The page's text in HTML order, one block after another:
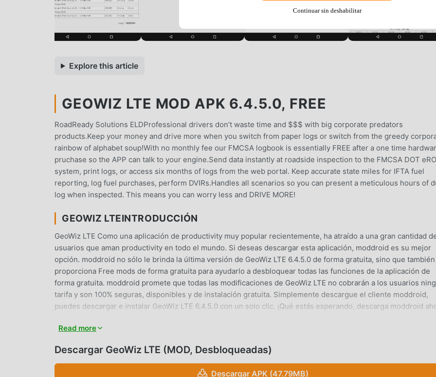
Explore this article
GEOWIZ LTE MOD APK 6.4.5.0, FREE
RoadReady Solutions ELDProfessional drivers don’t waste time and $$$ with big corporate predators
products.Keep your money and drive more when you switch from paper logs or switch from the greedy
rainbow of alphabet soup!With no monthly fee our FMCSA logbook is essentially FREE after a one time
pruchase so the APP can talk to your engine.Send data instantly at roadside inspection to the FMCSA DOT
system, print logs, or access six months of logs from the web portal. Keep accurate state miles for IFTA fuel
reporting, log fuel purchases, perform DVIRs.Handles all scenarios so you can present a meticulous hours of
log when inspected. This means you can worry less and DRIVE MORE!
GEOWIZ LTEINTRODUCCIÓN
GeoWiz LTE Como una aplicación de productivity muy popular recientemente, ha atraído a una gran cantidad
usuarios que aman productivity en todo el mundo. Si deseas descargar esta aplicación, moddroid es su mejor
opción. moddroid no sólo le brinda la última versión de GeoWiz LTE 6.4.5.0 de forma gratuita, sino que también
proporciona Free mods de forma gratuita para ayudarlo a desbloquear todas las funciones de la aplicación de
forma gratuita. moddroid promete que todas las modificaciones de GeoWiz LTE no cobrarán a los usuarios
tarifa y son 100% seguras, disponibles y de instalación gratuita. Simplemente descargue el cliente moddroid,
puedes descargar e instalar GeoWiz LTE 6.4.5.0 con un solo clic. ¡Qué estás esperando, descarga moddroid
FUNCIONES CONVENIENTES
GeoWiz LTE Como una aplicación popular de productivity , sus potentes funciones han atraído a una gran
experiencia más rica y funciones más potentes. Sólo necesitas descargar e instalarGeoWiz LTE6.4.5.0, puedes
Read more
Descargar GeoWiz LTE (MOD, Desbloqueadas)
Descargar APK (47.79MB)
Continuar sin deshabilitar